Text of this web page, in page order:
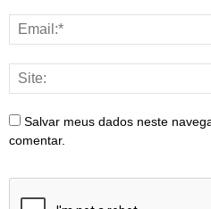
Salvar meus dados neste
comentar.